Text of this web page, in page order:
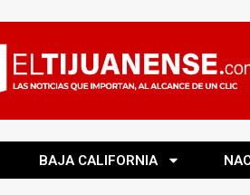
BAJA CALIFORNIA